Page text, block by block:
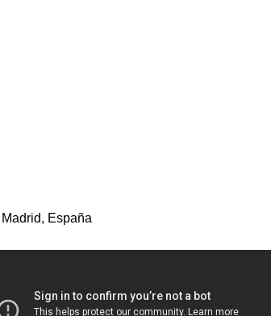
España